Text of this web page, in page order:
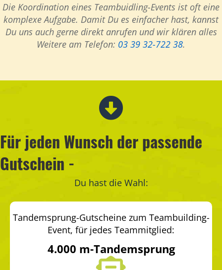
Die Koordination eines Teambuidling-Events ist oft eine
komplexe Aufgabe. Damit Du es einfacher hast, kannst
Du uns auch gerne direkt anrufen und wir klären alles
Weitere am Telefon: 03 39 32-722 38.
Für jeden Wunsch der passende
Gutschein -
Du hast die Wahl:
Tandemsprung-Gutscheine zum Teambuilding-
Event, für jedes Teammitglied:
4.000 m-Tandemsprung